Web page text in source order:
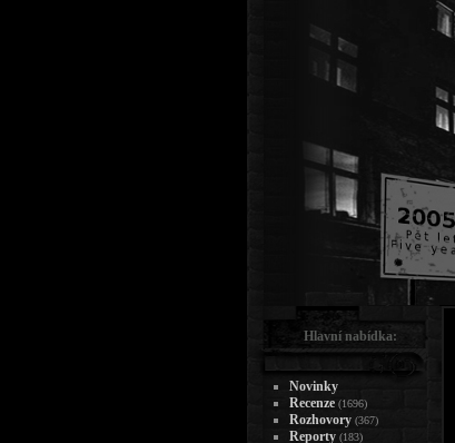
Hlavní nabídka:
Novinky
Recenze (1696)
Rozhovory (367)
Reporty (183)